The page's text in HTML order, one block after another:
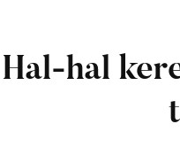
Hal-hal